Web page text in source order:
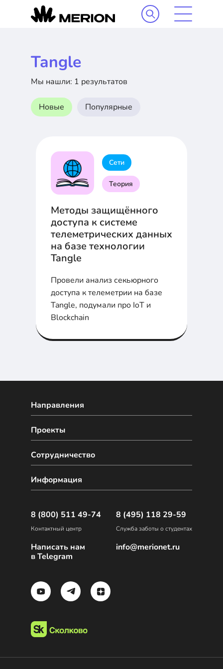
Tangle
Мы нашли: 1 результатов
Новые Популярные
Сети
Теория
Методы защищённого
доступа к системе
телеметрических данных
на базе технологии
Tangle
Провели анализ секьюрного
доступа к телеметрии на базе
Tangle, подумали про IoT и
Blockchain
Направления
Сотрудничество
Проекты
Информация
8 (800) 511 49-74
Контактный центр
Написать нам
в Telegram
8 (495) 118 29-59
Служба заботы о студентах
info@merionet.ru